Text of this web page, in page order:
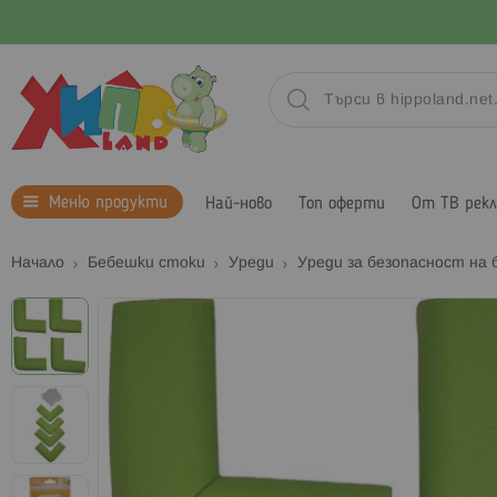
Меню продукти Най-ново Топ оферти От ТВ
Начало Бебешки стоки Уреди Уреди за безопасност на
Преминете
към
на
галерията
изображенията